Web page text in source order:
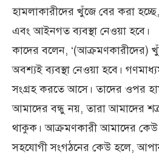
হামলাকারীদের খুঁজে বের করা
এবং আইনগত ব্যবস্থা নেওয়া হবে।
কাদের বলেন, ‘(আক্রমণকারীদের)
অবশ্যই ব্যবস্থা নেওয়া হবে।
সংগ্রহ করতে আসে। তাদের ওপর
আমাদের বন্ধু নয়, তারা আমাদের
থাকুক। আক্রমণকারী আমাদের
সহযোগী সংগঠনের কেউ হলে,